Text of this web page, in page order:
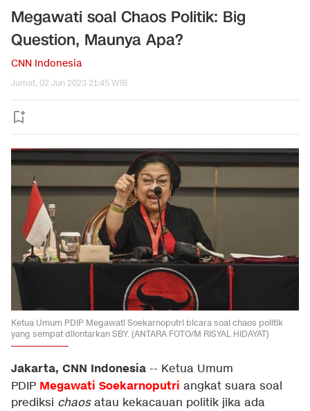
Megawati soal Chaos Politik: Big
Question, Maunya Apa?
CNN Indonesia
Jumat, 02 Jun 2023 21:45 WIB
Ketua Umum PDIP Megawati Soekarnoputri bicara soal chaos politik
yang sempat dilontarkan SBY. (ANTARA FOTO/M RISYAL HIDAYAT)
Jakarta, CNN Indonesia -- Ketua Umum
PDIP Megawati Soekarnoputri angkat suara soal
prediksi chaosatau kekacauan politik jika ada